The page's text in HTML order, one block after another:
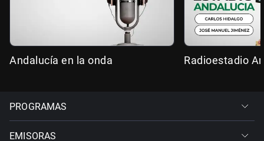
Andalucía en la onda Radioestadio
PROGRAMAS
EMISORAS